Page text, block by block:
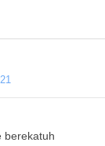
berekatuh